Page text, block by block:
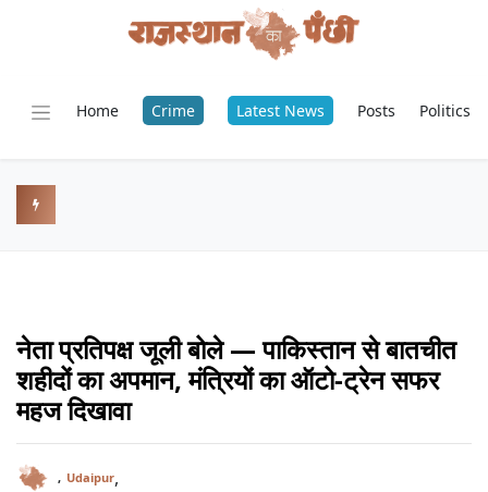
Home Crime Latest News Posts Politics
नेता प्रतिपक्ष जूली बोले — पाकिस्तान से बातचीत
शहीदों का अपमान, मंत्रियों का ऑटो-ट्रेन सफर
महज दिखावा
, Udaipur,